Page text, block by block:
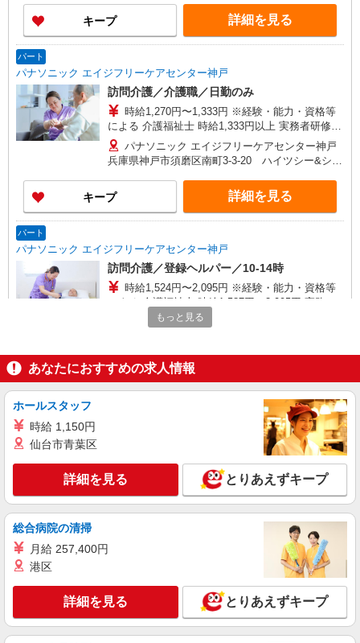
事故無違反表彰金 〇年末年始勤務手当
キープ 詳細を見る
パート
パナソニック エイジフリーケアセンター神戸
訪問介護／介護職／日勤のみ
時給1,270円〜1,333円 ※経験・能力・資格等
による 介護福祉士 時給1,333円以上 実務者研修
時給1,270円以上 初任者研修 時給1,270円以上 ※
一律処遇改善加算含む 〇時間外勤務手当 〇土日祝
勤務手当 〇年末年始勤務手当
パナソニック エイジフリーケアセンター神戸
兵庫県神戸市須磨区南町3-3-20 ハイツシー&シー
キープ 詳細を見る
パート
パナソニック エイジフリーケアセンター神戸
訪問介護／登録ヘルパー／10-14時
時給1,524円〜2,095円 ※経験・能力・資格等
による 介護福祉士 時給1,587円〜2,095円 実務者
研修 時給1,524円〜2,032円 初任者研修 時給1,524
円〜2,032円 ※インセンティブ制度有あり（社内
手当 〇土日祝勤務手当 〇年末年始勤務手当
パナソニック エイジフリーケアセンター神戸
キープ
パート
パナソニック エイジフリーケアセンター神戸
訪問介護／登録ヘルパー／遅出のみ
時給1,524円〜2,095円 ※経験・能力・資格等
による 介護福祉士 時給1,587円〜2,095円 実務者
研修 時給1,524円〜2,032円 初任者研修 時給1,524
円〜2,032円 ※インセンティブ制度有あり（社内
規定あり） ※一律処遇改善加算含む 〇時間外勤務
手当 〇土日祝勤務手当 〇年末年始勤務手当
パナソニック エイジフリーケアセンター神戸
兵庫県神戸市須磨区南町3-3-20 ハイツシー&シー
キープ 詳細を見る
パート
デイサービス そよ風
デイサービス／介護職／パート
もっと見る
あなたにおすすめの求人情報
ホールスタッフ
時給 1,150円
仙台市青葉区
詳細を見る とりあえずキープ
総合病院の清掃
月給 257,400円
港区
詳細を見る とりあえずキープ